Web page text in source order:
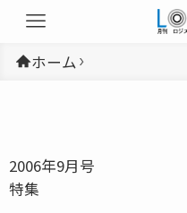
ホーム
2006年9月号
特集